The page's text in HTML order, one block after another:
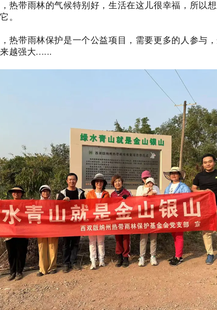
热带雨林的气候特别好，生活在这儿很幸福，所以
。
热带雨林保护是一个公益项目，需要更多的人参与
越强大......